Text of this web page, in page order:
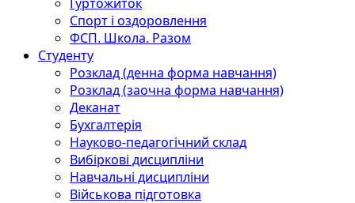
Спорт і оздоровлення
ФСП. Школа. Разом
Студенту
Розклад (денна форма навчання)
Розклад (заочна форма навчання)
Деканат
Бухгалтерія
Науково-педагогічний склад
Вибіркові дисципліни
Навчальні дисципліни
Військова підготовка